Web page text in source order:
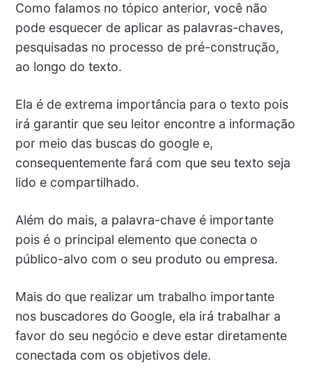
Como falamos no tópico anterior, você não
pode esquecer de aplicar as palavras-chaves,
pesquisadas no processo de pré-construção,
ao longo do texto.
Ela é de extrema importância para o texto pois
irá garantir que seu leitor encontre a informação
por meio das buscas do google e,
consequentemente fará com que seu texto seja
lido e compartilhado.
Além do mais, a palavra-chave é importante
pois é o principal elemento que conecta o
público-alvo com o seu produto ou empresa.
Mais do que realizar um trabalho importante
nos buscadores do Google, ela irá trabalhar a
favor do seu negócio e deve estar diretamente
conectada com os objetivos dele.